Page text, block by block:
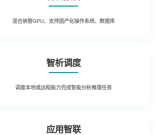
混合纳管GPU、支持国产化操作系统、数据库
智析调度
调度本地或远程能力完成智能分析推理任务
应用智联